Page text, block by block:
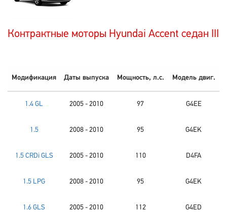
Контрактные моторы Hyundai Accent седан III
Модификация Даты выпуска Мощность, л.с. Модель двиг.
1.4 GL 2005 - 2010 97 G4EE
1.5 2008 - 2010 95 G4EK
1.5 CRDi GLS 2005 - 2010 110 D4FA
1.5 LPG 2008 - 2010 95 G4EK
1.6 GLS 2005 - 2010 112 G4ED